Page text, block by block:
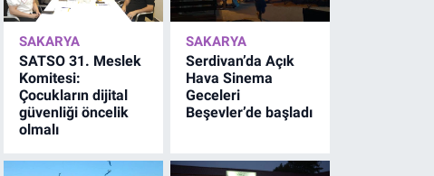
SAKARYA
SATSO 31. Meslek
Komitesi:
Çocukların dijital
güvenliği öncelik
olmalı
SAKARYA
Serdivan’da Açık
Hava Sinema
Geceleri
Beşevler’de başladı